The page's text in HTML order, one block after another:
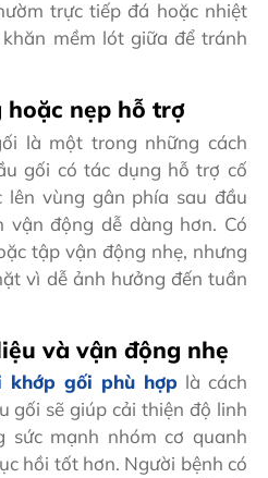
trực tiếp đá hoặc nhiệt
mềm lót giữa để tránh
hoặc nẹp hỗ trợ
là một trong những cách
gối có tác dụng hỗ trợ cố
lên vùng gân phía sau đầu
vận động dễ dàng hơn. Có
tập vận động nhẹ, nhưng
vì dễ ảnh hưởng đến tuần
và vận động nhẹ
khớp gối phù hợp là cách
gối sẽ giúp cải thiện độ linh
sức mạnh nhóm cơ quanh
hồi tốt hơn. Người bệnh có